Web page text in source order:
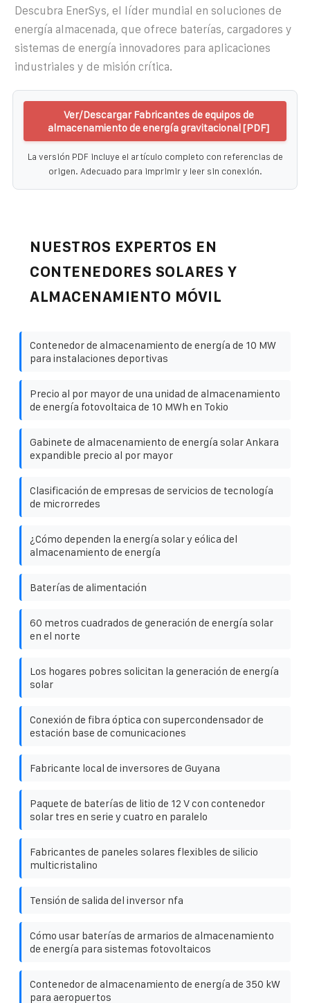
Descubra EnerSys, el líder mundial en soluciones de
energía almacenada, que ofrece baterías, cargadores y
sistemas de energía innovadores para aplicaciones
industriales y de misión crítica.
Ver/Descargar Fabricantes de equipos de
almacenamiento de energía gravitacional [PDF]
La versión PDF incluye el artículo completo con referencias de
origen. Adecuado para imprimir y leer sin conexión.
NUESTROS EXPERTOS EN
CONTENEDORES SOLARES Y
ALMACENAMIENTO MÓVIL
Contenedor de almacenamiento de energía de 10 MW
para instalaciones deportivas
Precio al por mayor de una unidad de almacenamiento
de energía fotovoltaica de 10 MWh en Tokio
Gabinete de almacenamiento de energía solar Ankara
expandible precio al por mayor
Clasificación de empresas de servicios de tecnología
de microrredes
¿Cómo dependen la energía solar y eólica del
almacenamiento de energía
Baterías de alimentación
60 metros cuadrados de generación de energía solar
en el norte
Los hogares pobres solicitan la generación de energía
solar
Conexión de fibra óptica con supercondensador de
estación base de comunicaciones
Fabricante local de inversores de Guyana
Paquete de baterías de litio de 12 V con contenedor
solar tres en serie y cuatro en paralelo
Fabricantes de paneles solares flexibles de silicio
multicristalino
Tensión de salida del inversor nfa
Cómo usar baterías de armarios de almacenamiento
de energía para sistemas fotovoltaicos
Contenedor de almacenamiento de energía de 350 kW
para aeropuertos